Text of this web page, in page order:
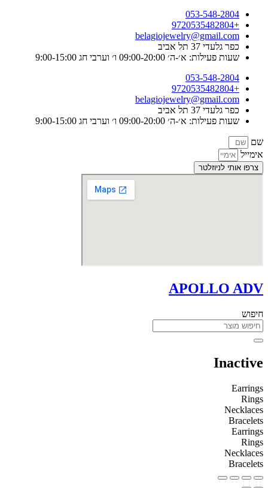
053-548-2804
+9720535482804
belagiojewelry@gmail.com
כפר גלעדי 37 תל אביב
שעות פעילות: א׳-ה׳ 09:00-20:00 ו׳ וערבי חג 9:00-15:00
053-548-2804
+9720535482804
belagiojewelry@gmail.com
כפר גלעדי 37 תל אביב
שעות פעילות: א׳-ה׳ 09:00-20:00 ו׳ וערבי חג 9:00-15:00
שם
אימייל
צרפו אותי לניוזלטר
APOLLO ADV
חיפוש
Inactive
Earrings
Rings
Necklaces
Bracelets
Earrings
Rings
Necklaces
Bracelets